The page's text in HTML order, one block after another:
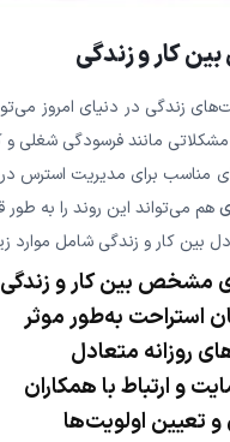
کار و زندگی
زندگی در دنیای امروز
مشکلاتی مانند فرسودگی
مناسب برای مدیریت
هم می‌تواند این روند را به
بین کار و زندگی شامل موارد
مشخص بین کار و
استراحت به‌طور موثر
روزانه متعادل
و ارتباط با همکاران
تعیین اولویت‌ها